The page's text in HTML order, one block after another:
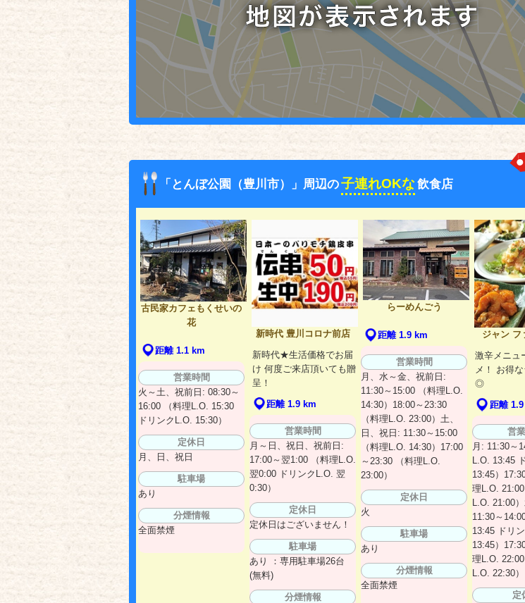
「とんぼ公園（豊川市）」周辺の子連れOKな飲食店
古民家カフェもくせいの
花
距離 1.1 km
営業時間
火～土、祝前日: 08:30～
16:00 （料理L.O. 15:30
ドリンクL.O. 15:30）
定休日
月、日、祝日
駐車場
あり
分煙情報
全面禁煙
新時代 豊川コロナ前店
新時代★生活価格でお届
け 何度ご来店頂いても贈
呈！
距離 1.9 km
営業時間
月～日、祝日、祝前日:
17:00～翌1:00 （料理L.O.
翌0:00 ドリンクL.O. 翌
0:30）
定休日
定休日はございません！
駐車場
あり ：専用駐車場26台
(無料)
分煙情報
らーめんごう
距離 1.9 km
営業時間
月、水～金、祝前日:
11:30～15:00 （料理L.O.
14:30）18:00～23:30
（料理L.O. 23:00）土、
日、祝日: 11:30～15:00
（料理L.O. 14:30）17:00
～23:30 （料理L.O.
23:00）
定休日
火
駐車場
あり
分煙情報
全面禁煙
ジャン フ
激辛メニュ
メ！ お得
◎
距離
営
月: 11:30～
L.O. 13:45
13:45）
理L.O.
L.O. 21:00
11:30～
13:45 ドリ
13:45）
理L.O.
L.O. 22:30）
定